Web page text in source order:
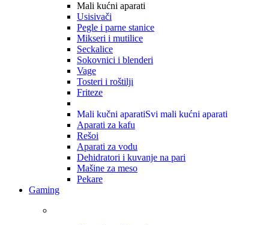
Mali kućni aparati
Usisivači
Pegle i parne stanice
Mikseri i mutilice
Seckalice
Sokovnici i blenderi
Vage
Tosteri i roštilji
Friteze
Mali kučni aparatiSvi mali kućni aparati
Aparati za kafu
Rešoi
Aparati za vodu
Dehidratori i kuvanje na pari
Mašine za meso
Pekare
Gaming